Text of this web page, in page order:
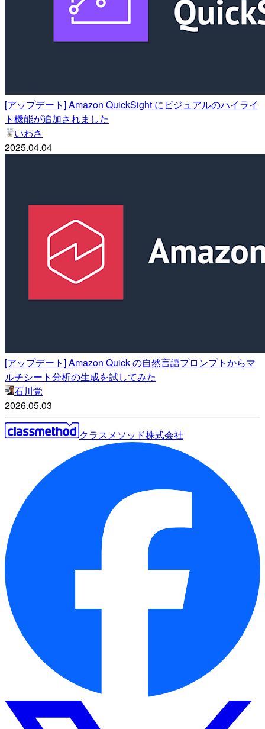
[アップデート] Amazon QuickSight にビジュアルのハイライ
ト機能が追加されました
いわさ
2025.04.04
[アップデート] Amazon Quick の自然言語プロンプトからマ
ルチシート分析の生成を試してみた
石川覚
2026.05.03
クラスメソッド株式会社